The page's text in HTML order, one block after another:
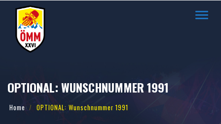
OPTIONAL: WUNSCHNUMMER 1991
Home OPTIONAL: Wunschnummer 1991